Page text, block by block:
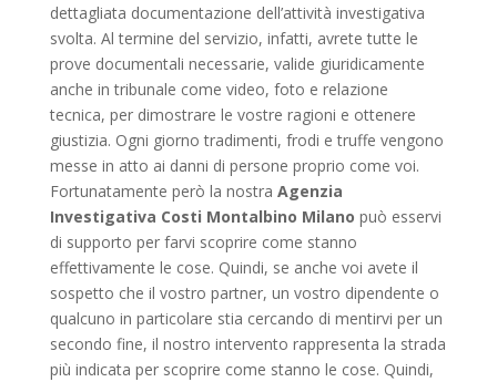
dettagliata documentazione dell’attività investigativa
svolta. Al termine del servizio, infatti, avrete tutte le
prove documentali necessarie, valide giuridicamente
anche in tribunale come video, foto e relazione
tecnica, per dimostrare le vostre ragioni e ottenere
giustizia. Ogni giorno tradimenti, frodi e truffe vengono
messe in atto ai danni di persone proprio come voi.
Fortunatamente però la nostra Agenzia
Investigativa Costi Montalbino Milano può esservi
di supporto per farvi scoprire come stanno
effettivamente le cose. Quindi, se anche voi avete il
sospetto che il vostro partner, un vostro dipendente o
qualcuno in particolare stia cercando di mentirvi per un
secondo fine, il nostro intervento rappresenta la strada
più indicata per scoprire come stanno le cose. Quindi,